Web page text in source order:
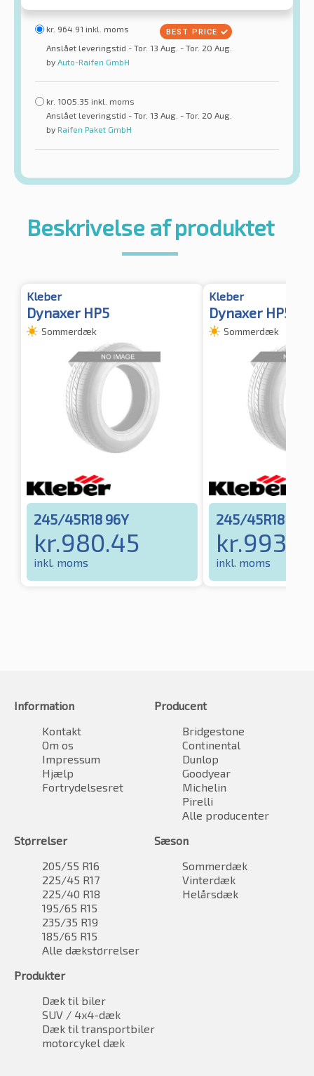
kr. 964.91 inkl. moms
Anslået leveringstid - Tor. 13 Aug. - Tor. 20 Aug.
by Auto-Raifen GmbH
kr. 1005.35 inkl. moms
Anslået leveringstid - Tor. 13 Aug. - Tor. 20 Aug.
by Raifen Paket GmbH
Beskrivelse af produktet
Kleber
Dynaxer HP5
Sommerdæk
245/45R18 96Y
kr.980.45
inkl. moms
Kleber
Dynaxer HP5
Sommerdæk
245/45R18
kr.
inkl. moms
Information
Kontakt
Om os
Impressum
Hjælp
Fortrydelsesret
Producent
Bridgestone
Continental
Dunlop
Goodyear
Michelin
Pirelli
Alle producenter
Størrelser
205/55 R16
225/45 R17
225/40 R18
195/65 R15
235/35 R19
185/65 R15
Alle dækstørrelser
Sæson
Sommerdæk
Vinterdæk
Helårsdæk
Produkter
Dæk til biler
SUV / 4x4-dæk
Dæk til transportbiler
motorcykel dæk